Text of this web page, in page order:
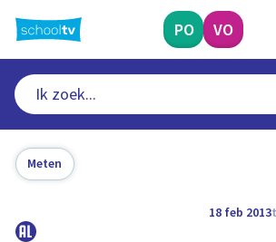
naar
hoofdinhoud
PO VO
Meten
18 feb 2013